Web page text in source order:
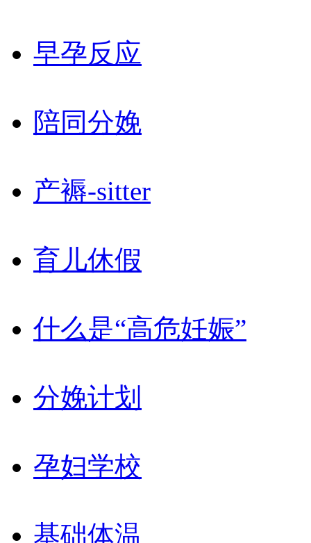
早孕反应
陪同分娩
产褥-sitter
育儿休假
什么是“高危妊娠”
分娩计划
孕妇学校
基础体温